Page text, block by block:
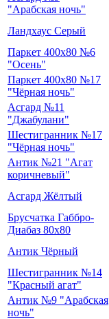
"Арабская ночь"
Ландхаус Серый
Паркет 400х80 №6
"Осень"
Паркет 400х80 №17
"Чёрная ночь"
Асгард №11
"Джабулани"
Шестигранник №17
"Чёрная ночь"
Антик №21 "Агат
коричневый"
Асгард Жёлтый
Брусчатка Габбро-
Диабаз 80х80
Антик Чёрный
Шестигранник №14
"Красный агат"
Антик №9 "Арабская
ночь"